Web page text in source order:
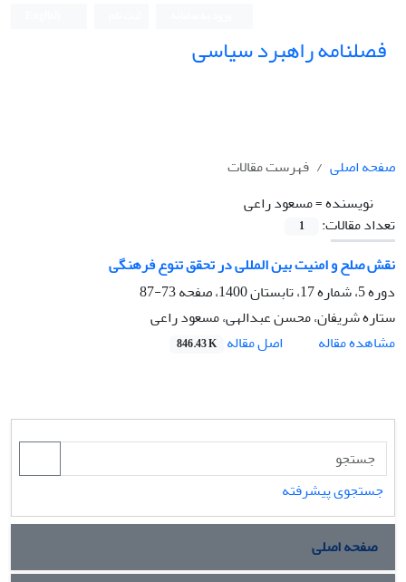
فصلنامه راهبرد سیاسی
صفحه اصلی
فهرست مقالات
نویسنده =مسعود راعی
تعداد مقالات:
1
نقش صلح و امنیت بین المللی در تحقق تنوع فرهنگی
دوره 5، شماره 17، تابستان 1400، صفحه
73-87
ستاره شریفان، محسن عبدالهی، مسعود راعی
مشاهده مقاله
اصل مقاله 846.43 K
جستجوی پیشرفته
صفحه اصلی